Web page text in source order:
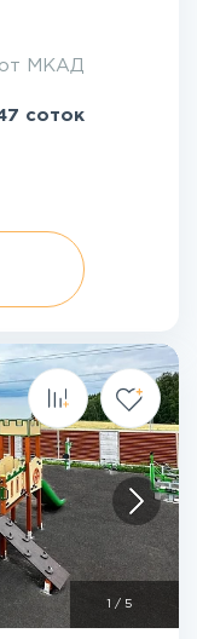
МКАД
соток
/ 5